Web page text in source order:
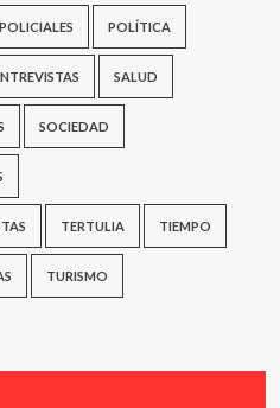
POLICIALES POLÍTICA
SALUD
SOCIEDAD
TERTULIA TIEMPO
TURISMO